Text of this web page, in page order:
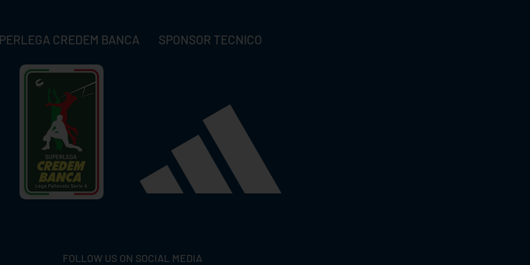
CREDEM BANCA SPONSOR TECNICO
FOLLOW US ON SOCIAL MEDIA